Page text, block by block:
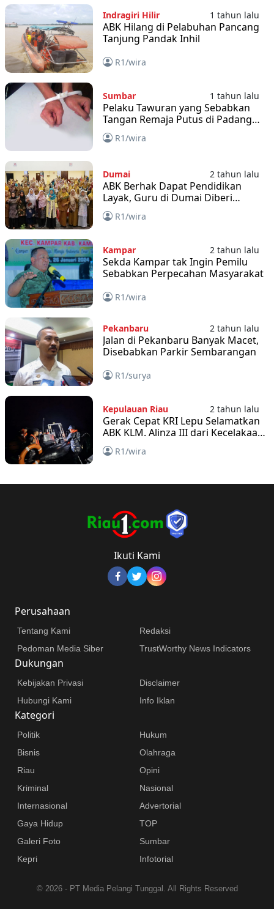
Indragiri Hilir 1 tahun lalu
ABK Hilang di Pelabuhan Pancang
Tanjung Pandak Inhil
R1/wira
Sumbar 1 tahun lalu
Pelaku Tawuran yang Sebabkan
Tangan Remaja Putus di Padang
Ditangkap
R1/wira
Dumai 2 tahun lalu
ABK Berhak Dapat Pendidikan
Layak, Guru di Dumai Diberi
Pelatihan
R1/wira
Kampar 2 tahun lalu
Sekda Kampar tak Ingin Pemilu
Sebabkan Perpecahan Masyarakat
R1/wira
Pekanbaru 2 tahun lalu
Jalan di Pekanbaru Banyak Macet,
Disebabkan Parkir Sembarangan
R1/surya
Kepulauan Riau 2 tahun lalu
Gerak Cepat KRI Lepu Selamatkan
ABK KLM. Alinza III dari Kecelakaan
Laut
R1/wira
Ikuti Kami
Perusahaan
Tentang Kami
Redaksi
Pedoman Media Siber
TrustWorthy News Indicators
Dukungan
Kebijakan Privasi
Disclaimer
Hubungi Kami
Info Iklan
Kategori
Politik
Hukum
Bisnis
Olahraga
Riau
Opini
Kriminal
Nasional
Internasional
Advertorial
Gaya Hidup
TOP
Galeri Foto
Sumbar
Kepri
Infotorial
© 2026 - PT Media Pelangi Tunggal. All Rights Reserved